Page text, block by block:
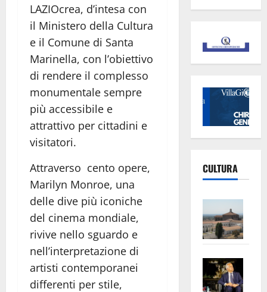
LAZIOcrea, d’intesa con
il Ministero della Cultura
e il Comune di Santa
Marinella, con l’obiettivo
di rendere il complesso
monumentale sempre
più accessibile e
attrattivo per cittadini e
visitatori.
Attraverso cento opere,
Marilyn Monroe, una
delle dive più iconiche
del cinema mondiale,
rivive nello sguardo e
nell’interpretazione di
artisti contemporanei
differenti per stile,
CULTURA